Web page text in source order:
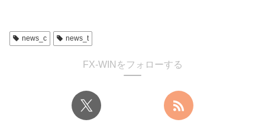
news_c news_t
FX-WINをフォローする